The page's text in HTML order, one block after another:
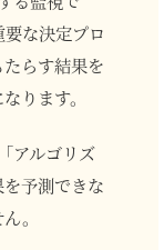
な決定プロ
らす結果を
ります。
アルゴリズ
予測できな
。